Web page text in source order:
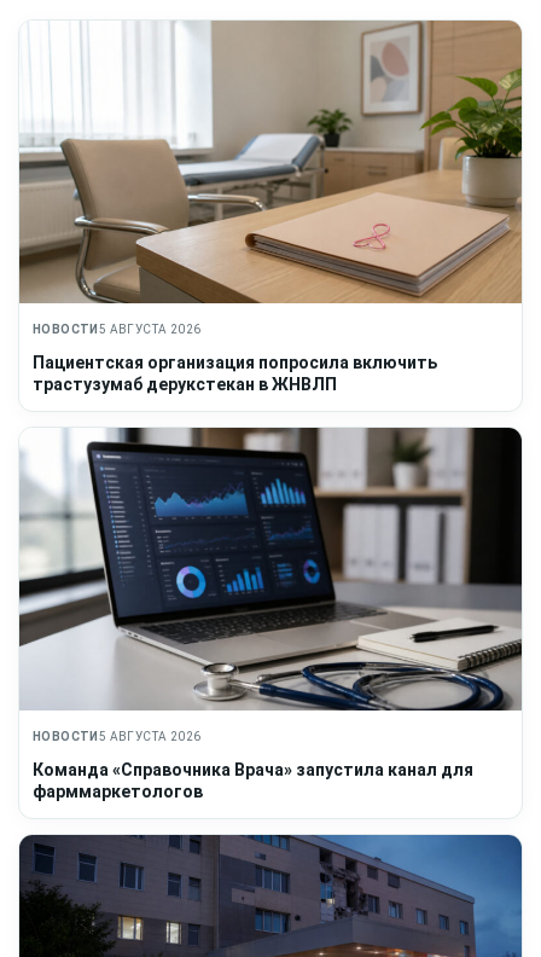
НОВОСТИ 5 АВГУСТА 2026
Пациентская организация попросила включить
трастузумаб дерукстекан в ЖНВЛП
НОВОСТИ 5 АВГУСТА 2026
Команда «Справочника Врача» запустила канал для
фарммаркетологов